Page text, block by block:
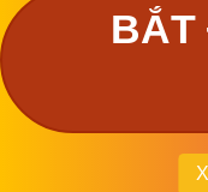
BẮT